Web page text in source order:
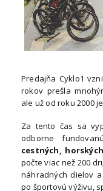
Predajňa Cyklo1
rokov prešla
ale už od roku 2000
Za tento čas sa
odborne
cestných,
počte viac než 200
náhradných dielov
po športovú výživu,